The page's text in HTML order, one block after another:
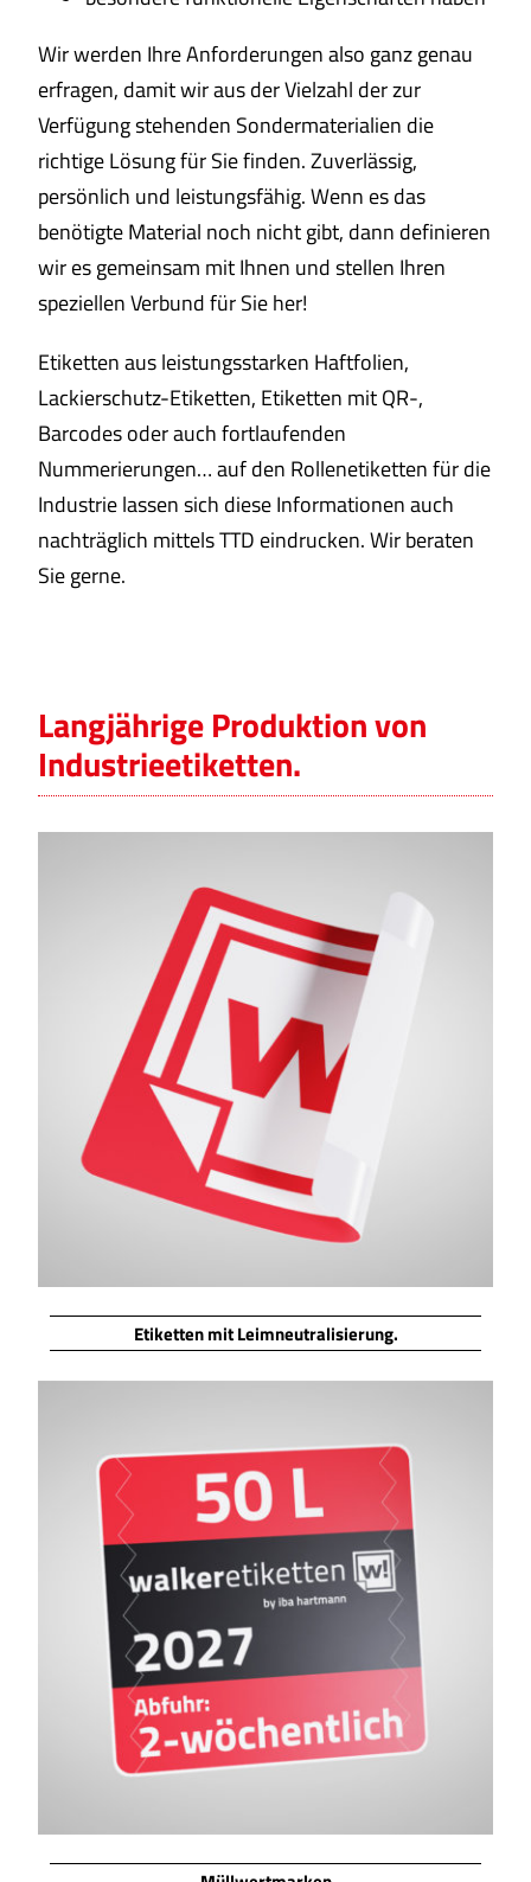
Wir werden Ihre Anforderungen also ganz genau
erfragen, damit wir aus der Vielzahl der zur
Verfügung stehenden Sondermaterialien die
richtige Lösung für Sie finden. Zuverlässig,
persönlich und leistungsfähig. Wenn es das
benötigte Material noch nicht gibt, dann definieren
wir es gemeinsam mit Ihnen und stellen Ihren
speziellen Verbund für Sie her!
Etiketten aus leistungsstarken Haftfolien,
Lackierschutz-Etiketten, Etiketten mit QR-,
Barcodes oder auch fortlaufenden
Nummerierungen… auf den Rollenetiketten für die
Industrie lassen sich diese Informationen auch
nachträglich mittels TTD eindrucken. Wir beraten
Sie gerne.
Langjährige Produktion von
Industrieetiketten.
Etiketten mit Leimneutralisierung.